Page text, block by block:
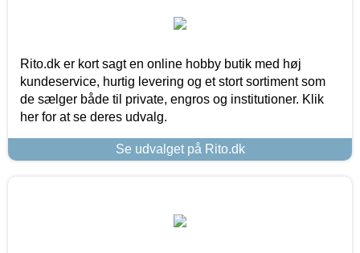
Rito.dk er kort sagt en online hobby butik med høj
kundeservice, hurtig levering og et stort sortiment som
de sælger både til private, engros og institutioner. Klik
her for at se deres udvalg.
Se udvalget på Rito.dk